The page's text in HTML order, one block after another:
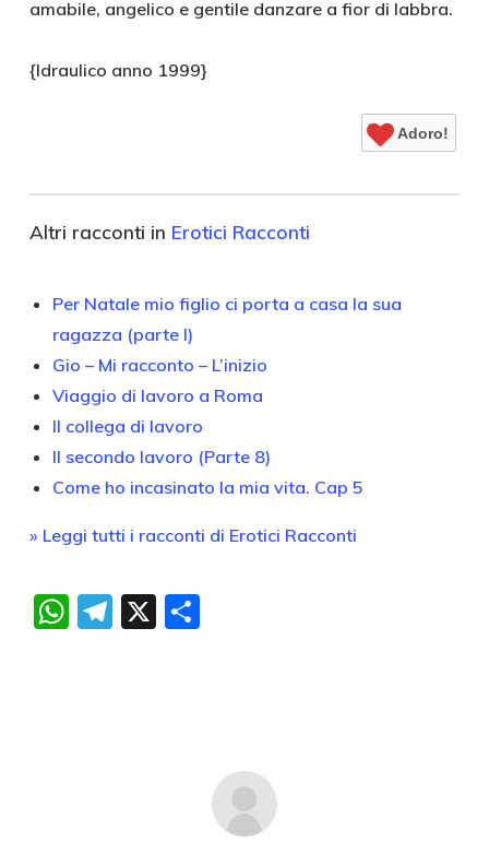
amabile, angelico e gentile danzare a fior di labbra.
{Idraulico anno 1999}
Adoro!
Altri racconti in Erotici Racconti
Per Natale mio figlio ci porta a casa la sua
ragazza (parte I)
Gio – Mi racconto – L’inizio
Viaggio di lavoro a Roma
Il collega di lavoro
Il secondo lavoro (Parte 8)
Come ho incasinato la mia vita. Cap 5
» Leggi tutti i racconti di Erotici Racconti
WhatsApp
Telegram
X Condividi